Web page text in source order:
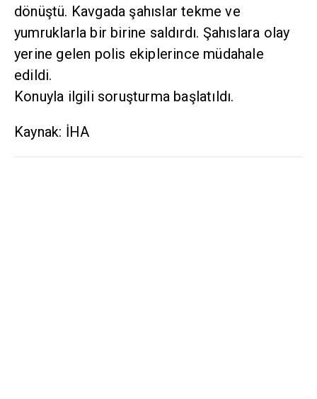
dönüştü. Kavgada şahıslar tekme ve
yumruklarla bir birine saldırdı. Şahıslara olay
yerine gelen polis ekiplerince müdahale
edildi.
Konuyla ilgili soruşturma başlatıldı.
Kaynak: İHA